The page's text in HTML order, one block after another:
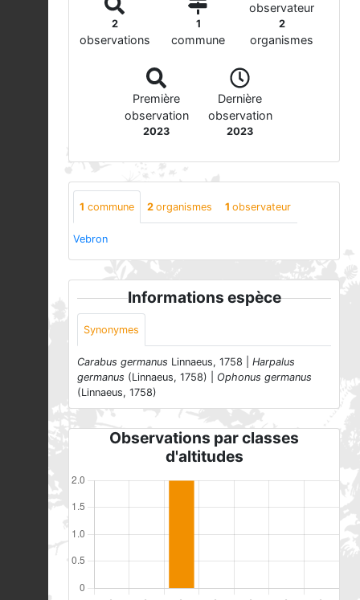
2
observations
1
commune
observateur
2
organismes
Première
observation
2023
Dernière
observation
2023
1 commune 2 organismes 1 observateur
Vebron
Informations espèce
Synonymes
Carabus germanus Linnaeus, 1758 | Harpalus
germanus (Linnaeus, 1758) | Ophonus germanus
(Linnaeus, 1758)
Observations par classes
d'altitudes